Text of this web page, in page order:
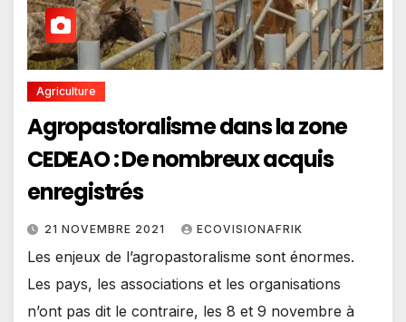
Agriculture
Agropastoralisme dans la zone
CEDEAO : De nombreux acquis
enregistrés
21 NOVEMBRE 2021 ECOVISIONAFRIK
Les enjeux de l’agropastoralisme sont énormes.
Les pays, les associations et les organisations
n’ont pas dit le contraire, les 8 et 9 novembre à